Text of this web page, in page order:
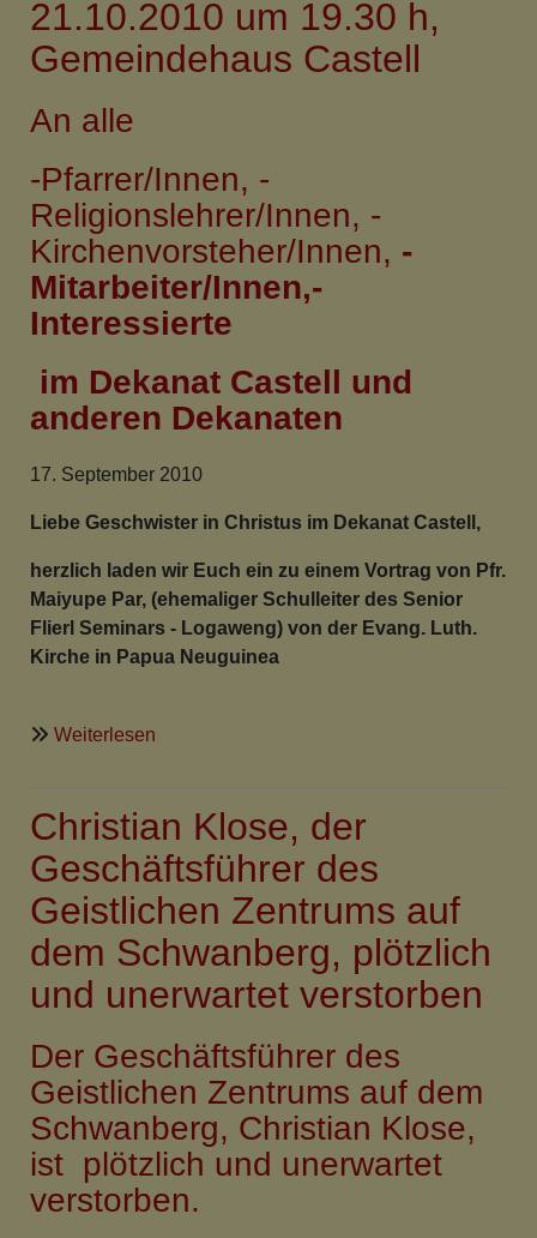
21.10.2010 um 19.30 h,
Gemeindehaus Castell
An alle
-Pfarrer/Innen, -
Religionslehrer/Innen, -
Kirchenvorsteher/Innen, -
Mitarbeiter/Innen,-
Interessierte
im Dekanat Castell und
anderen Dekanaten
17. September 2010
Liebe Geschwister in Christus im Dekanat Castell,
herzlich laden wir Euch ein zu einem Vortrag von Pfr.
Maiyupe Par, (ehemaliger Schulleiter des Senior
Flierl Seminars - Logaweng) von der Evang. Luth.
Kirche in Papua Neuguinea
Weiterlesen
der
und
des
Wohlstands".
Vortrag
am
den
21.10.2010
um
19.30
h,
Gemeindehaus
Christian Klose, der
Geschäftsführer des
Geistlichen Zentrums auf
dem Schwanberg, plötzlich
und unerwartet verstorben
Der Geschäftsführer des
Geistlichen Zentrums auf dem
Schwanberg, Christian Klose,
ist plötzlich und unerwartet
verstorben.